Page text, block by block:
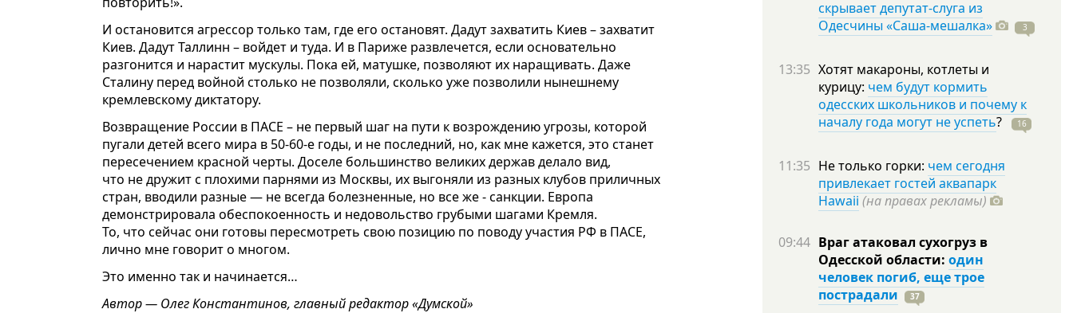
И остановится агрессор только там, где его остановят. Дадут захватить Киев – захватит
Киев. Дадут Таллинн – войдет и туда. И в Париже развлечется, если основательно
разгонится и нарастит мускулы. Пока ей, матушке, позволяют их наращивать. Даже
Сталину перед войной столько не позволяли, сколько уже позволили нынешнему
кремлевскому диктатору.
Возвращение России в ПАСЕ – не первый шаг на пути к возрождению угрозы, которой
пугали детей всего мира в 50-60-е годы, и не последний, но, как мне кажется, это станет
пересечением красной черты. Доселе большинство великих держав делало вид,
что не дружит с плохими парнями из Москвы, их выгоняли из разных клубов приличных
стран, вводили разные — не всегда болезненные, но все же - санкции. Европа
демонстрировала обеспокоенность и недовольство грубыми шагами Кремля.
То, что сейчас они готовы пересмотреть свою позицию по поводу участия РФ в ПАСЕ,
лично мне говорит о многом.
Это именно так и начинается…
Автор — Олег Константинов, главный редактор «Думской»
скрывает депутат-слуга из
Одесчины «Саша-мешалка»
3
13:35 Хотят макароны, котлеты и
курицу: чем будут кормить
одесских школьников и почему к
началу года могут не успеть? 16
11:35 Не только горки: чем сегодня
привлекает гостей аквапарк
Hawaii (на правах рекламы)
09:44 Враг атаковал сухогруз в
Одесской области: один
человек погиб, еще трое
пострадали
37